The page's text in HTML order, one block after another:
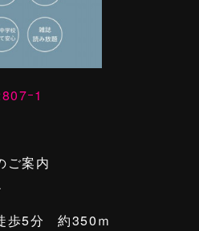
ｰ1
ご案内
歩5分 約350ｍ